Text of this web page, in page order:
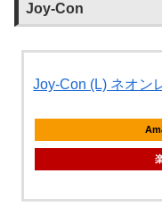
Joy-Con
Joy-Con (L) ネオン